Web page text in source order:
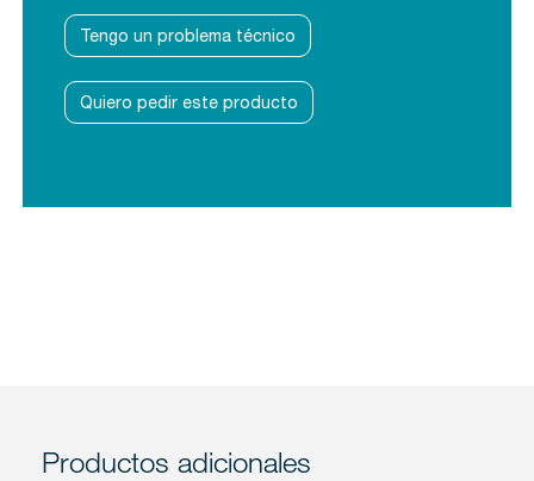
Tengo un problema técnico
Quiero pedir este producto
Productos adicionales